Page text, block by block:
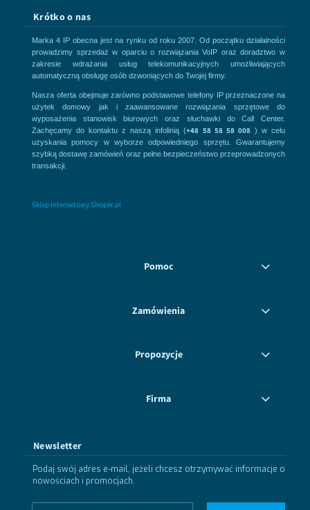
Krótko o nas
Marka 4 IP obecna jest na rynku od roku 2007. Od początku działalności
prowadzimy sprzedaż w oparciu o rozwiązania VoIP oraz doradztwo w
zakresie wdrażania usług telekomunikacyjnych umożliwiających
automatyczną obsługę osób dzwoniących do Twojej firmy.
Nasza oferta obejmuje zarówno podstawowe telefony IP przeznaczone na
użytek domowy jak i zaawansowane rozwiązania sprzętowe do
wyposażenia stanowisk biurowych oraz słuchawki do Call Center.
Zachęcamy do kontaktu z naszą infolinią (+48 58 58 58 008) w celu
uzyskania pomocy w wyborze odpowiedniego sprzętu. Gwarantujemy
szybką dostawę zamówień oraz pełne bezpieczeństwo przeprowadzonych
transakcji.
Sklep internetowy Shoper.pl
Pomoc
Zamówienia
Propozycje
Firma
Newsletter
Podaj swój adres e-mail, jeżeli chcesz otrzymywać informacje o
nowościach i promocjach.